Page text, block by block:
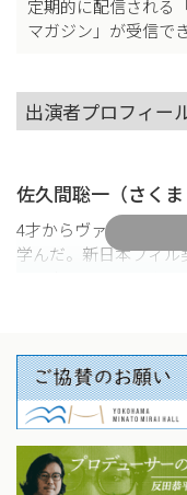
定期的に配信される
マガジン」が受信で
出演者プロフィー
佐久間聡一（さく
4才からヴァイオリン
学んだ。新日本フィ
で活躍の幅を広げて
にする力がある」(音
ている。また、
フリッツ〉では楽し
家から人気を博して
学園音楽大学非常勤